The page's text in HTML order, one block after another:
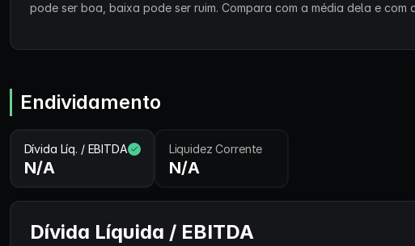
pode ser boa, baixa pode ser ruim. Compara com a média dela e com
Endividamento
Dívida Líq. / EBITDA
N/A
Liquidez Corrente
N/A
Dívida Líquida / EBITDA